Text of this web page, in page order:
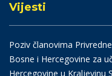
Vijesti
Poziv članovima
Bosne i Hercegovine za
Hercegovine u Kraljevinu